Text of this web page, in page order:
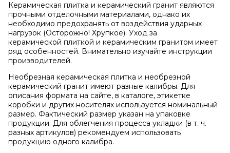
Керамическая плитка и керамический гранит являются
прочными отделочными материалами, однако их
необходимо предохранять от воздействия ударных
нагрузок (Осторожно! Хрупкое). Уход за
керамической плиткой и керамическим гранитом имеет
ряд особенностей. Внимательно изучайте инструкции
производителей.
Необрезная керамическая плитка и необрезной
керамический гранит имеют разные калибры. Для
описания формата на сайте, в каталоге, этикетке
коробки и других носителях используется номинальный
размер. Фактический размер указан на упаковке
продукции. Для облегчения процесса укладки (в т. ч.
разных артикулов) рекомендуем использовать
продукцию одного калибра.